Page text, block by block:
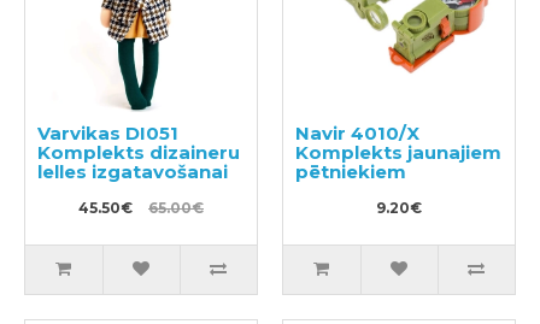
Varvikas DI051
Komplekts dizaineru
lelles izgatavošanai
45.50€ 65.00€
Navir 4010/X
Komplekts jaunajiem
pētniekiem
9.20€